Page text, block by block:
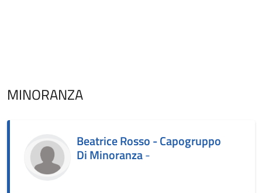
MINORANZA
Beatrice Rosso - Capogruppo
Di Minoranza-